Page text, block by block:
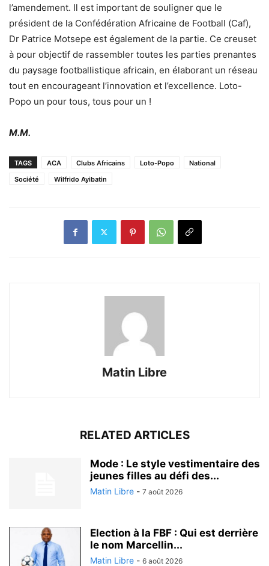
l’amendement. Il est important de souligner que le
président de la Confédération Africaine de Football (Caf),
Dr Patrice Motsepe est également de la partie. Ce creuset
à pour objectif de rassembler toutes les parties prenantes
du paysage footballistique africain, en élaborant un réseau
tout en encourageant l’innovation et l’excellence. Loto-
Popo un pour tous, tous pour un !
M.M.
TAGS ACA Clubs Africains Loto-Popo
National
Société
Wilfrido Ayibatin
Matin Libre
RELATED ARTICLES
Mode : Le style vestimentaire des
jeunes filles au défi des...
Matin Libre - 7 août 2026
Election à la FBF : Qui est derrière
le nom Marcellin...
Matin Libre - 6 août 2026